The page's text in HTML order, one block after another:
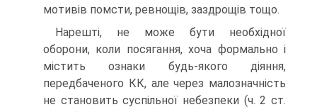
мотивів помсти, ревнощів, заздрощів тощо.
Нарешті, не може бути необхідної
оборони, коли посягання, хоча формально і
містить ознаки будь-якого діяння,
передбаченого КК, але через малозначність
не становить суспільної небезпеки (ч. 2 ст.